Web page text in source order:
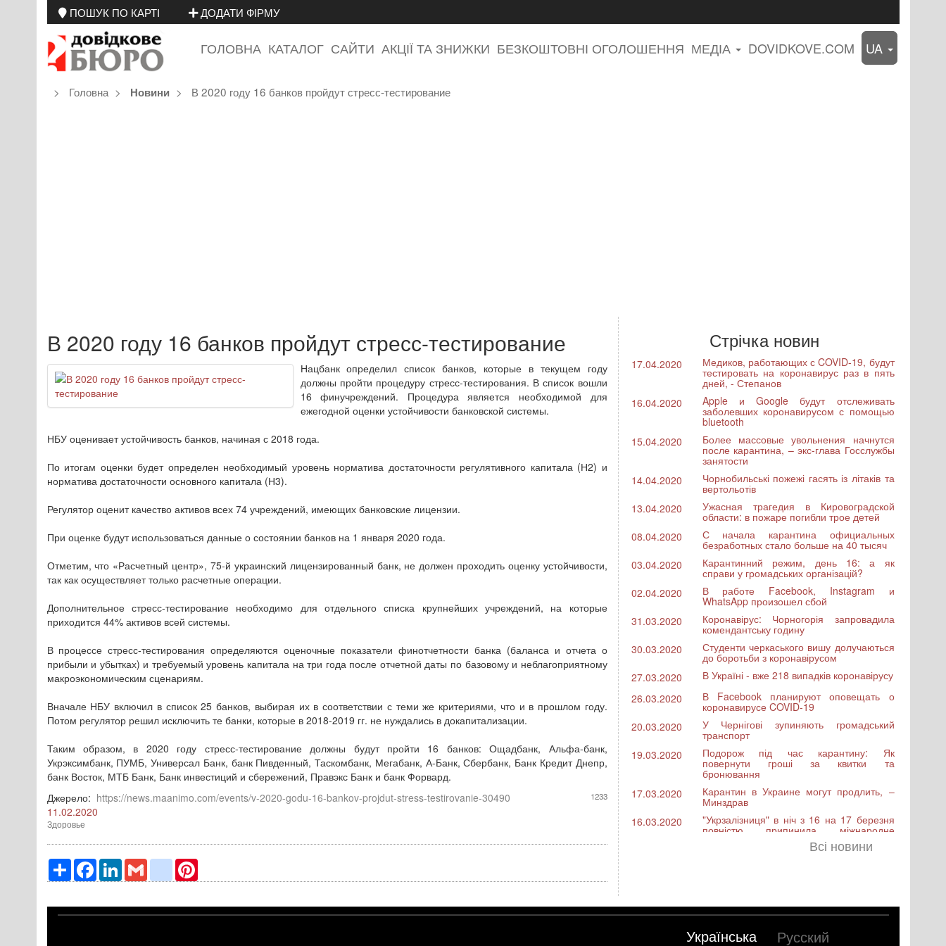
ПОШУК ПО КАРТІ ДОДАТИ ФІРМУ
ГОЛОВНА КАТАЛОГ САЙТИ АКЦІЇ ТА ЗНИЖКИ БЕЗКОШТОВНІ ОГОЛОШЕННЯ МЕДІА DOVIDKOVE.COM UA
Головна Новини В 2020 году 16 банков пройдут стресс-тестирование
В 2020 году 16 банков пройдут стресс-тестирование
Нацбанк определил список банков, которые в текущем году
должны пройти процедуру стресс-тестирования. В список вошли
16 финучреждений. Процедура является необходимой для
ежегодной оценки устойчивости банковской системы.
НБУ оценивает устойчивость банков, начиная с 2018 года.
По итогам оценки будет определен необходимый уровень норматива достаточности регулятивного капитала (Н2) и
норматива достаточности основного капитала (Н3).
Регулятор оценит качество активов всех 74 учреждений, имеющих банковские лицензии.
При оценке будут использоваться данные о состоянии банков на 1 января 2020 года.
Отметим, что «Расчетный центр», 75-й украинский лицензированный банк, не должен проходить оценку устойчивости,
так как осуществляет только расчетные операции.
Дополнительное стресс-тестирование необходимо для отдельного списка крупнейших учреждений, на которые
приходится 44% активов всей системы.
В процессе стресс-тестирования определяются оценочные показатели финотчетности банка (баланса и отчета о
прибыли и убытках) и требуемый уровень капитала на три года после отчетной даты по базовому и неблагоприятному
макроэкономическим сценариям.
Вначале НБУ включил в список 25 банков, выбирая их в соответствии с теми же критериями, что и в прошлом году.
Потом регулятор решил исключить те банки, которые в 2018-2019 гг. не нуждались в докапитализации.
Таким образом, в 2020 году стресс-тестирование должны будут пройти 16 банков: Ощадбанк, Альфа-банк,
Укрэксимбанк, ПУМБ, Универсал Банк, банк Пивденный, Таскомбанк, Мегабанк, А-Банк, Сбербанк, Банк Кредит Днепр,
банк Восток, МТБ Банк, Банк инвестиций и сбережений, Правэкс Банк и банк Форвард.
Джерело: https://news.maanimo.com/events/v-2020-godu-16-bankov-projdut-stress-testirovanie-30490 1233
11.02.2020
Здоровье
РесурсFacebook
LinkedInGmailgoogle_bookmarks
Pinterest
Стрічка новин
17.04.2020 Медиков, работающих с COVID-19, будут
тестировать на коронавирус раз в пять
дней, - Степанов
16.04.2020
Apple и Google будут отслеживать
заболевших коронавирусом с помощью
bluetooth
15.04.2020
Более массовые увольнения начнутся
после карантина, – экс-глава Госслужбы
занятости
14.04.2020
Чорнобильські пожежі гасять із літаків та
вертольотів
13.04.2020
Ужасная трагедия в Кировоградской
области: в пожаре погибли трое детей
08.04.2020
С начала карантина официальных
безработных стало больше на 40 тысяч
03.04.2020
Карантинний режим, день 16: а як
справи у громадських організацій?
02.04.2020
В работе Facebook, Instagram и
WhatsApp произошел сбой
31.03.2020
Коронавірус: Чорногорія запровадила
комендантську годину
30.03.2020
Студенти черкаського вишу долучаються
до боротьби з коронавірусом
27.03.2020
В Україні - вже 218 випадків коронавірусу
26.03.2020
В Facebook планируют оповещать о
коронавирусе COVID-19
20.03.2020
У Чернігові зупиняють громадський
транспорт
19.03.2020
Подорож під час карантину: Як
повернути гроші за квитки та
бронювання
17.03.2020
Карантин в Украине могут продлить, –
Минздрав
16.03.2020
"Укрзалізниця" в ніч з 16 на 17 березня
повністю припинила міжнародне
пасажирське залізничне сполучення
збудувати льодову арену та розвивати
хокей
У Києві з 12 березня обмежать освітній
Всі новини
Українська Русский